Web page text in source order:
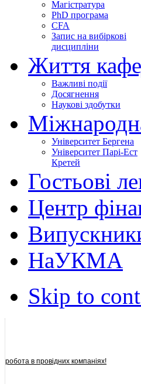
Магістратура
PhD програма
CFA
Запис на вибіркові
дисципліни
Життя
Важливі події
Досягнення
Наукові здобутки
Університет Бергена
Університет Парі-Ест
Кретей
Гостьові
Центр
НаУКМА
Skip to
робота в провідних компаніях!